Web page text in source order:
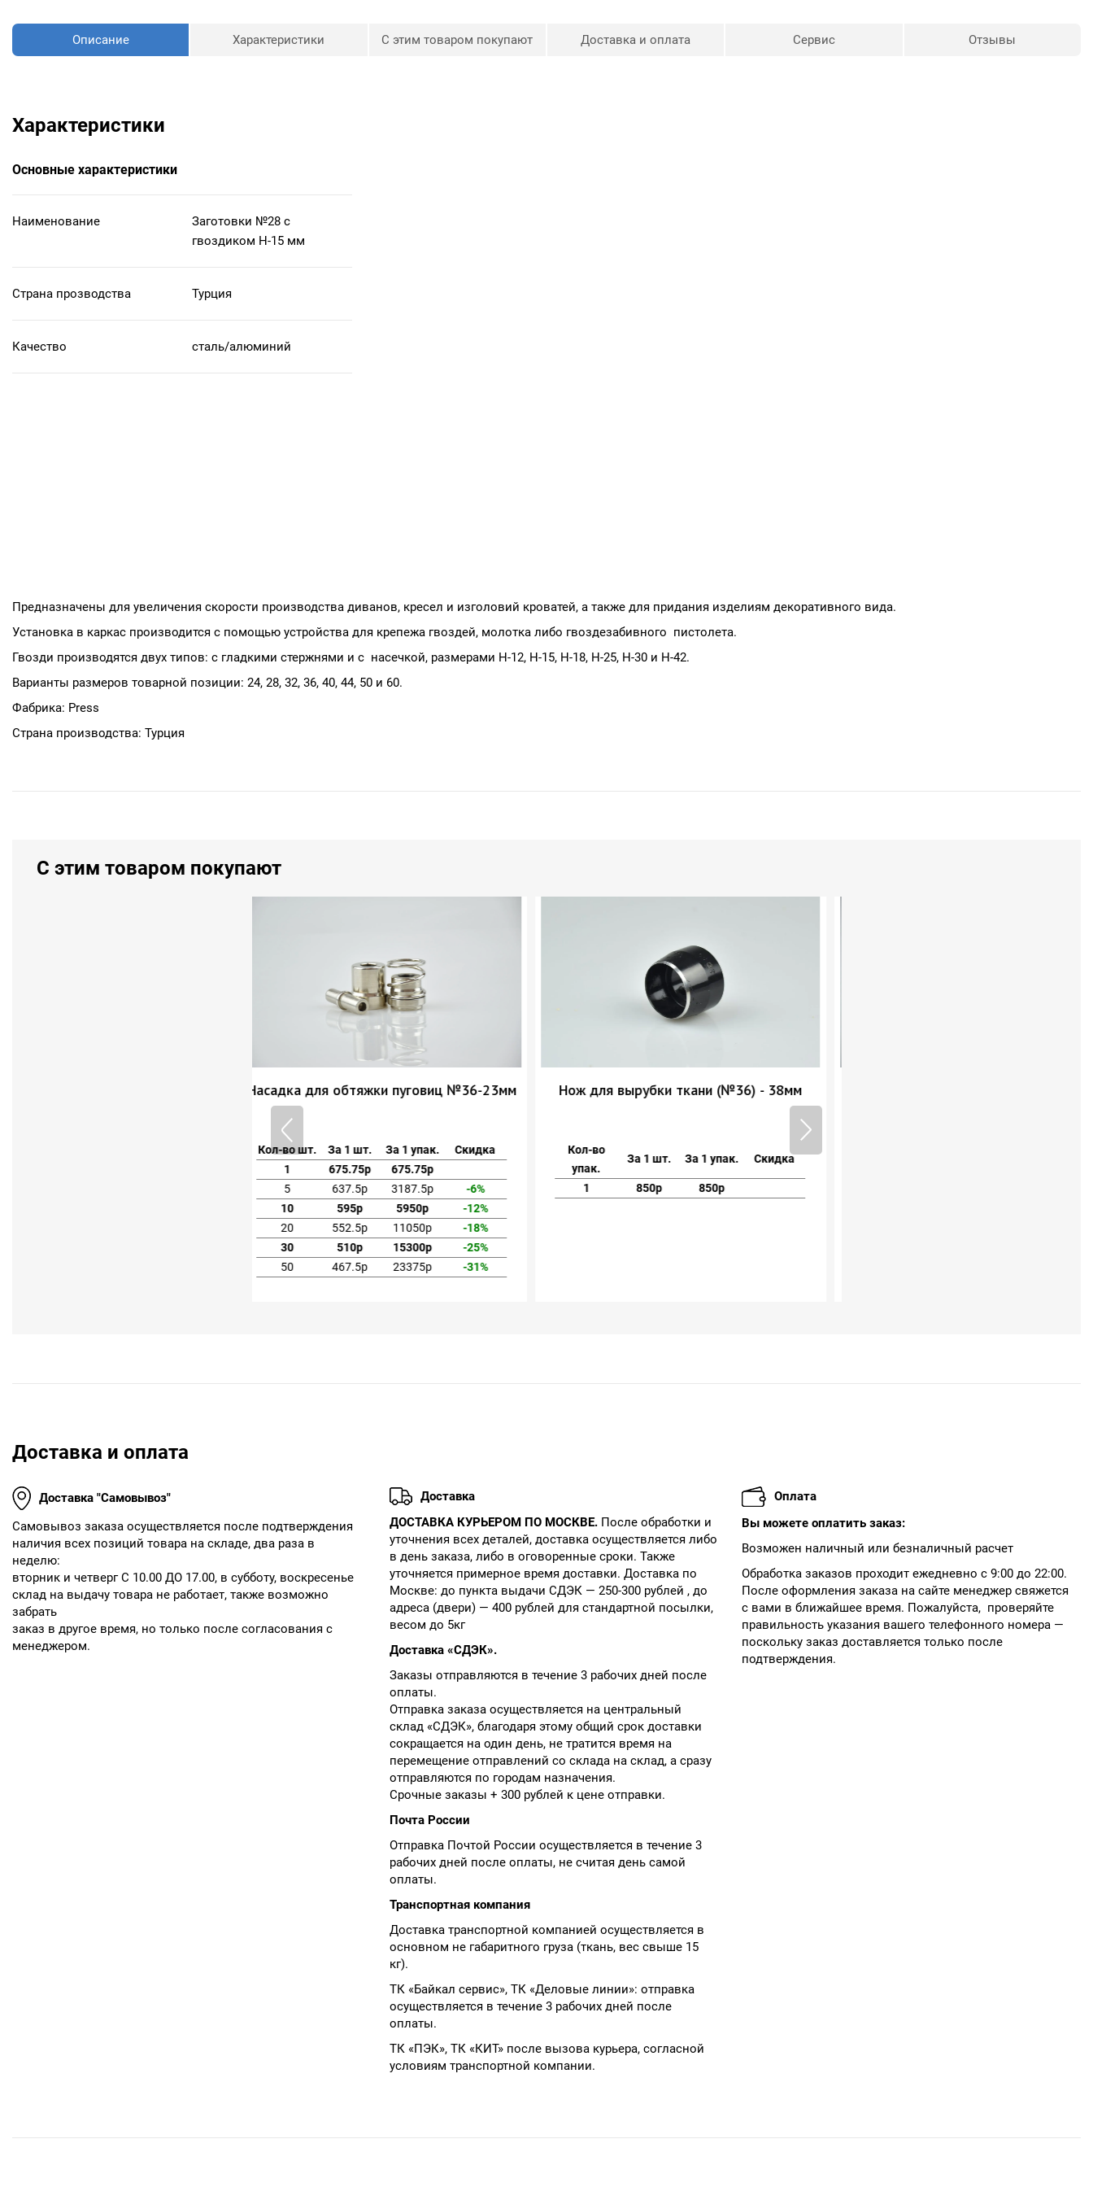
Описание Характеристики С этим товаром покупают Доставка и оплата Сервис Отзывы
Характеристики
Основные характеристики
Наименование
Заготовки №28 с
гвоздиком Н-15 мм
Страна прозводства Турция
Качество сталь/алюминий
Предназначены для увеличения скорости производства диванов, кресел и изголовий кроватей, а также для придания изделиям декоративного вида.
Установка в каркас производится с помощью устройства для крепежа гвоздей, молотка либо гвоздезабивного пистолета.
Гвозди производятся двух типов: с гладкими стержнями и с насечкой, размерами H-12, H-15, H-18, H-25, H-30 и H-42.
Варианты размеров товарной позиции: 24, 28, 32, 36, 40, 44, 50 и 60.
Фабрика: Press
Страна производства: Турция
С этим товаром покупают
Насадка для обтяжки пуговиц №36-23мм
Кол-во шт. За 1 шт. За 1 упак.
Скидка
675.75р
675.75р
637.5р 3187.5р
-6%
595р 5950р
-12%
552.5р 11050р
-18%
510р 15300р
-25%
467.5р 23375р -31%
Нож для вырубки ткани (№36) - 38мм
Кол-во
упак.
За 1 шт. За 1 упак. Скидка
850р 850р
Доставка и оплата
Доставка "Самовывоз"
Cамовывоз заказа осуществляется после подтверждения
наличия всех позиций товара на складе, два раза в
неделю:
вторник и четверг С 10.00 ДО 17.00, в субботу, воскресенье
склад на выдачу товара не работает, также возможно
забрать
заказ в другое время, но только после согласования с
менеджером.
Доставка
ДОСТАВКА КУРЬЕРОМ ПО МОСКВЕ.После обработки и
уточнения всех деталей, доставка осуществляется либо
в день заказа, либо в оговоренные сроки. Также
уточняется примерное время доставки. Доставка по
Москве: до пункта выдачи СДЭК — 250-300 рублей , до
адреса (двери) — 400 рублей для стандартной посылки,
весом до 5кг
Доставка «СДЭК».
Заказы отправляются в течение 3 рабочих дней после
оплаты.
Отправка заказа осуществляется на центральный
склад «СДЭК», благодаря этому общий срок доставки
сокращается на один день, не тратится время на
перемещение отправлений со склада на склад, а сразу
отправляются по городам назначения.
Срочные заказы + 300 рублей к цене отправки.
Почта России
Отправка Почтой России осуществляется в течение 3
рабочих дней после оплаты, не считая день самой
оплаты.
Транспортная компания
Доставка транспортной компанией осуществляется в
основном не габаритного груза (ткань, вес свыше 15
кг).
ТК «Байкал сервис», ТК «Деловые линии»: отправка
осуществляется в течение 3 рабочих дней после
оплаты.
ТК «ПЭК», ТК «КИТ» после вызова курьера, согласной
условиям транспортной компании.
Оплата
Вы можете оплатить заказ:
Возможен наличный или безналичный расчет
Обработка заказов проходит ежедневно с 9:00 до 22:00.
После оформления заказа на сайте менеджер свяжется
с вами в ближайшее время. Пожалуйста, проверяйте
правильность указания вашего телефонного номера —
поскольку заказ доставляется только после
подтверждения.